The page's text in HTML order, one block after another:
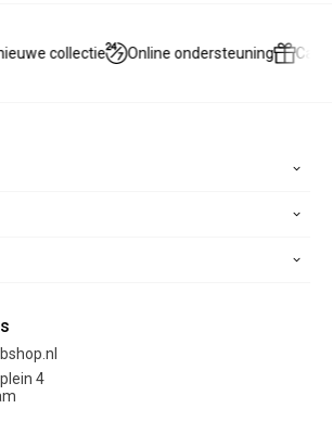
collectie Online ondersteuning
4